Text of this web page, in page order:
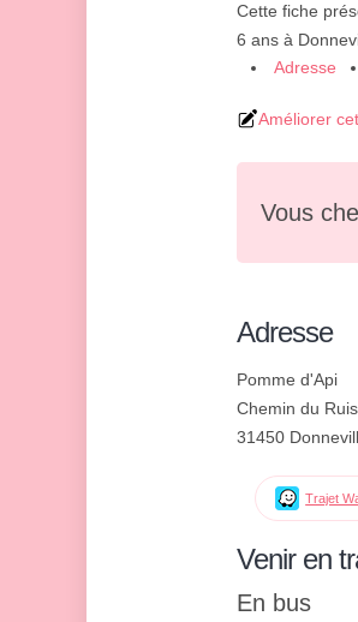
Cette fiche
6 ans à
Adresse
Améliorer
Vous
Adresse
Pomme d'Api
Chemin du
31450
Trajet
Venir en
En bus